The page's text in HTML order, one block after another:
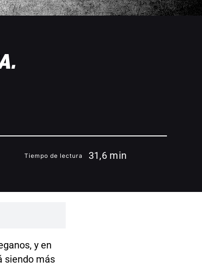
Tiempo de lectura 31,6 min
y en
siendo más